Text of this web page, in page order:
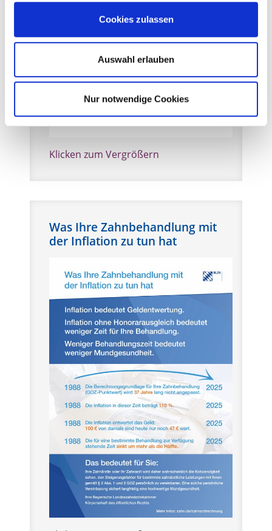
Cookies zulassen
Auswahl erlauben
Nur notwendige Cookies
Klicken zum Vergrößern
Was Ihre Zahnbehandlung mit
der Inflation zu tun hat